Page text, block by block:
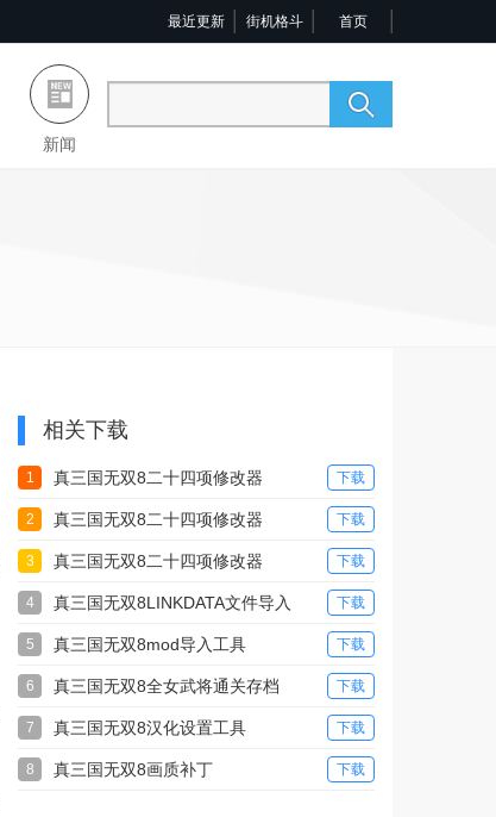
最近更新 街机格斗 首页
新闻
相关下载
1 真三国无双8二十四项修改器 下载
2 真三国无双8二十四项修改器 下载
3 真三国无双8二十四项修改器 下载
4 真三国无双8LINKDATA文件导入
与导出工具
下载
5 真三国无双8mod导入工具 下载
6 真三国无双8全女武将通关存档 下载
7 真三国无双8汉化设置工具 下载
8 真三国无双8画质补丁 下载